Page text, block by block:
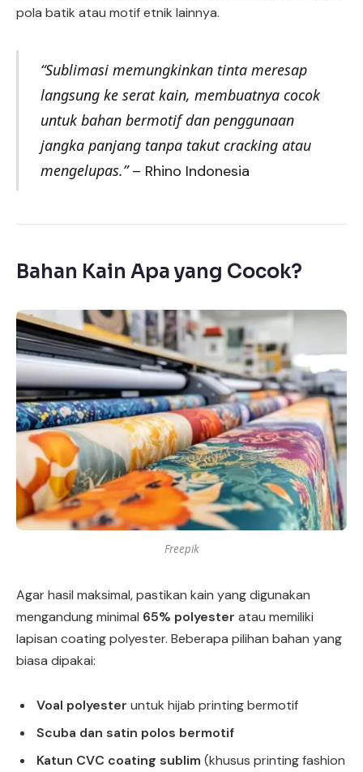
pola batik atau motif etnik lainnya.
“Sublimasi memungkinkan tinta meresap
langsung ke serat kain, membuatnya cocok
untuk bahan bermotif dan penggunaan
jangka panjang tanpa takut cracking atau
mengelupas.”– Rhino Indonesia
Bahan Kain Apa yang Cocok?
Freepik
Agar hasil maksimal, pastikan kain yang digunakan
mengandung minimal 65% polyester atau memiliki
lapisan coating polyester. Beberapa pilihan bahan yang
biasa dipakai:
Voal polyester untuk hijab printing bermotif
Scuba dan satin polos bermotif
Katun CVC coating sublim (khusus printing fashion